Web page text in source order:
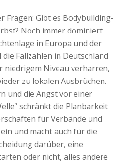
Fragen: Gibt es Bodybuilding-
Noch immer dominiert
in Europa und der
Fallzahlen in Deutschland
niedrigem Niveau verharren,
zu lokalen Ausbrüchen.
und die Angst vor einer
schränkt die Planbarkeit
für Verbände und
und macht auch für die
darüber, eine
oder nicht, alles andere